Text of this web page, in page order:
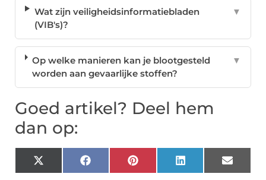
Wat zijn veiligheidsinformatiebladen
(VIB's)?
▼
Op welke manieren kan je blootgesteld
worden aan gevaarlijke stoffen?
▼
Goed artikel? Deel hem
dan op:
X
(Twitter)
FacebookPinterest LinkedIn Email